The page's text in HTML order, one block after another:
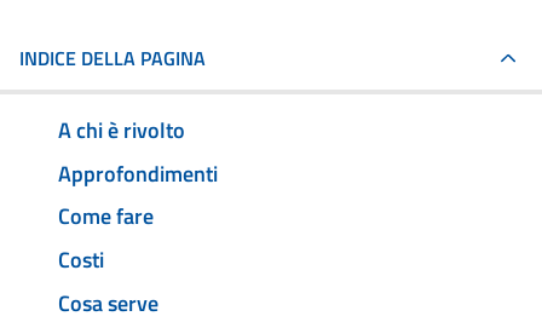
INDICE DELLA PAGINA
A chi è rivolto
Approfondimenti
Come fare
Costi
Cosa serve